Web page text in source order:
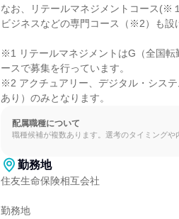
なお、リテールマネジメントコース(※
ビジネスなどの専門コース（※2）も設
※1 リテールマネジメントはG（全国転
ースで募集を行っています。
※2 アクチュアリー、デジタル・シス
あり）のみとなります。
配属職種について
職種候補が複数あります。選考のタイミングや
勤務地
住友生命保険相互会社
勤務地